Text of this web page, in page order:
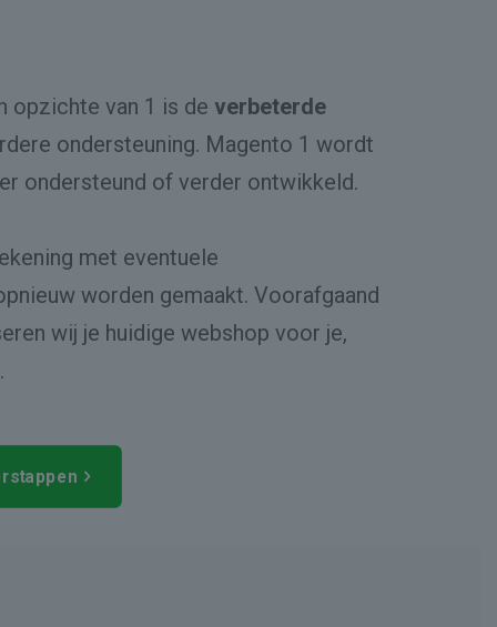
opzichte van 1 is de verbeterde
ondersteuning. Magento 1 wordt
ondersteund of verder ontwikkeld.
met eventuele
worden gemaakt. Voorafgaand
wij je huidige webshop voor je,